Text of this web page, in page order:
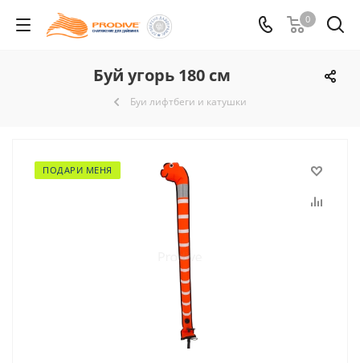
0
Буй угорь 180 см
Буи лифтбеги и катушки
ПОДАРИ МЕНЯ